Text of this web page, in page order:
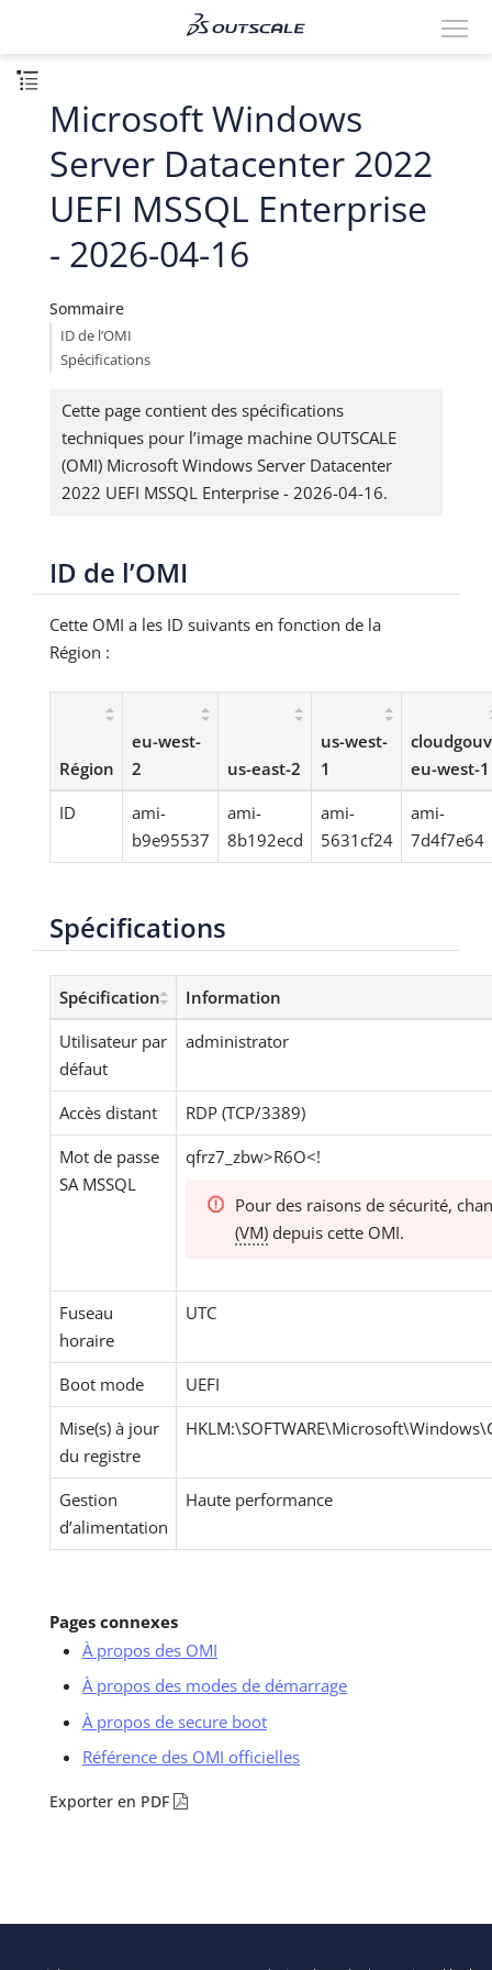
Microsoft Windows
Server Datacenter 2022
UEFI MSSQL Enterprise
- 2026-04-16
Sommaire
ID de l’OMI
Spécifications
Cette page contient des spécifications
techniques pour l’image machine OUTSCALE
(OMI) Microsoft Windows Server Datacenter
2022 UEFI MSSQL Enterprise - 2026-04-16.
ID de l’OMI
Cette OMI a les ID suivants en fonction de la
Région :
Région
eu-west-
2
us-east-2
us-west-
1
eu-west-1
ID
ami-
b9e95537
ami-
8b192ecd
ami-
5631cf24
ami-
7d4f7e64
Spécifications
Spécification
Information
Utilisateur par
défaut
administrator
Accès distant
RDP (TCP/3389)
Mot de passe
SA MSSQL
qfrz7_zbw>R6O<!
Pour des raisons de sécurité,
(VM)depuis cette OMI.
Fuseau
horaire
UTC
Boot mode
UEFI
Mise(s) à jour
du registre
Gestion
d’alimentation
Haute performance
Pages connexes
À propos des OMI
À propos des modes de démarrage
À propos de secure boot
Référence des OMI officielles
Exporter en PDF